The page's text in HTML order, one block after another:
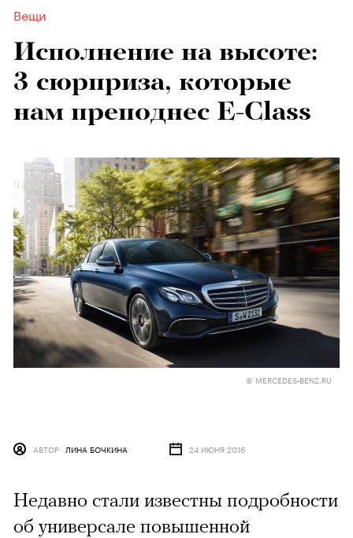
Вещи
Исполнение на высоте:
3 сюрприза, которые
нам преподнес E-Class
© MERCEDES-BENZ.RU
АВТОР ЛИНА БОЧКИНА 24 ИЮНЯ 2016
Недавно стали известны подробности
об универсале повышенной